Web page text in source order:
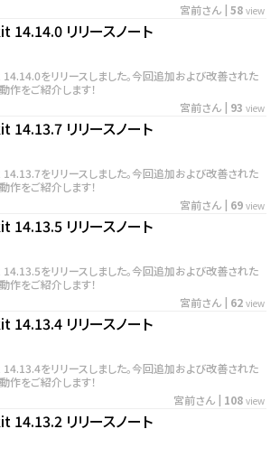
宮前さん | 58 view
14.14.0 リリースノート
をリリースしました。今回追加および改善された
作をご紹介します！
宮前さん | 93 view
14.13.7 リリースノート
をリリースしました。今回追加および改善された
作をご紹介します！
宮前さん | 69 view
14.13.5 リリースノート
をリリースしました。今回追加および改善された
作をご紹介します！
宮前さん | 62 view
14.13.4 リリースノート
をリリースしました。今回追加および改善された
作をご紹介します！
宮前さん | 108 view
14.13.2 リリースノート